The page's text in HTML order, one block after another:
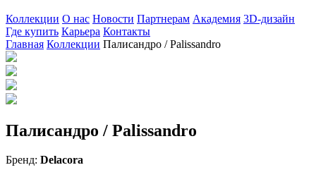
Коллекции О нас Новости Партнерам Академия 3D-дизайн
Где купить Карьера Контакты
Главная Коллекции Палисандро / Palissandro
Палисандро / Palissandro
Бренд: Delacora